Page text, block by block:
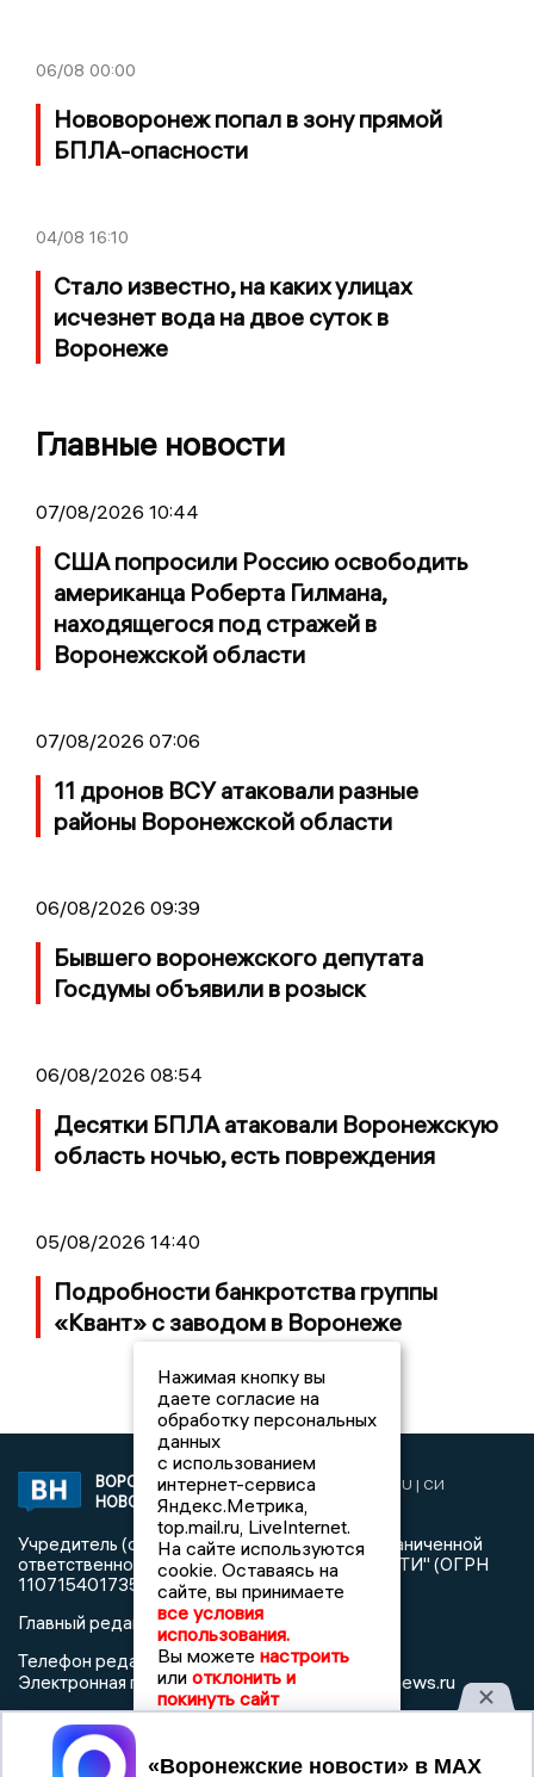
06/08 00:00
Нововоронеж попал в зону прямой
БПЛА-опасности
04/08 16:10
Стало известно, на каких улицах
исчезнет вода на двое суток в
Воронеже
Главные новости
07/08/2026 10:44
США попросили Россию освободить
американца Роберта Гилмана,
находящегося под стражей в
Воронежской области
07/08/2026 07:06
11 дронов ВСУ атаковали разные
районы Воронежской области
06/08/2026 09:39
Бывшего воронежского депутата
Госдумы объявили в розыск
06/08/2026 08:54
Десятки БПЛА атаковали Воронежскую
область ночью, есть повреждения
05/08/2026 14:40
Подробности банкротства группы
«Квант» с заводом в Воронеже
ВОРОНЕЖСКИЕ
НОВОСТИ
2019 © VORONEZHNEWS.RU | СИ
«Воронежские новости»
Учредитель (соучредители): Общество с ограниченной
ответственностью "РЕГИОНАЛЬНЫЕ НОВОСТИ" (ОГРН
1107154017354)
Главный редактор: Пирогов А.А.
Телефон редакции: +7 (473) 262 77 92
Электронная почта редакции:info@voronezhnews.ru
Регистрационный номер: серия Эл № ФС 77 - 75880 от 13
июня 2019г. согласно выписке из реестра
зарегистрированных средств массовой информации
Нажимая кнопку вы
даете согласие на
обработку персональных
данных
с использованием
интернет-сервиса
Яндекс.Метрика,
top.mail.ru, LiveInternet.
На сайте используются
cookie. Оставаясь на
сайте, вы принимаете
все условия
использования.
Вы можете настроить
или отклонить и
покинуть сайт
Принять